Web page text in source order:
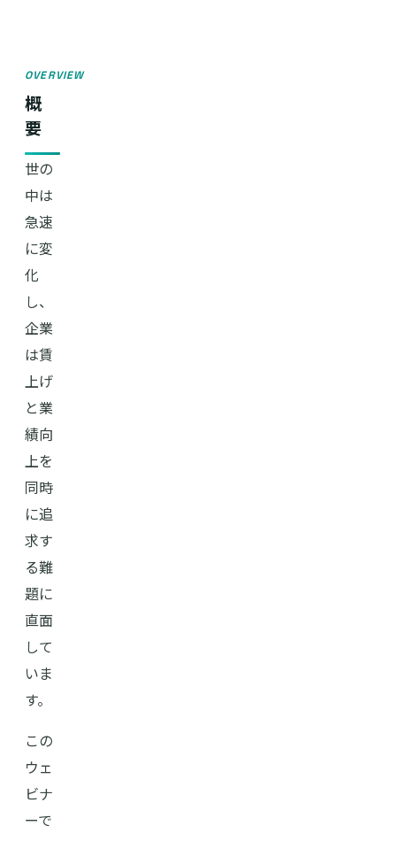
OVERVIEW
概
要
世の
中は
急速
に変
化
し、
企業
は賃
上げ
と業
績向
上を
同時
に追
求す
る難
題に
直面
して
いま
す。
この
ウェ
ビナ
ーで